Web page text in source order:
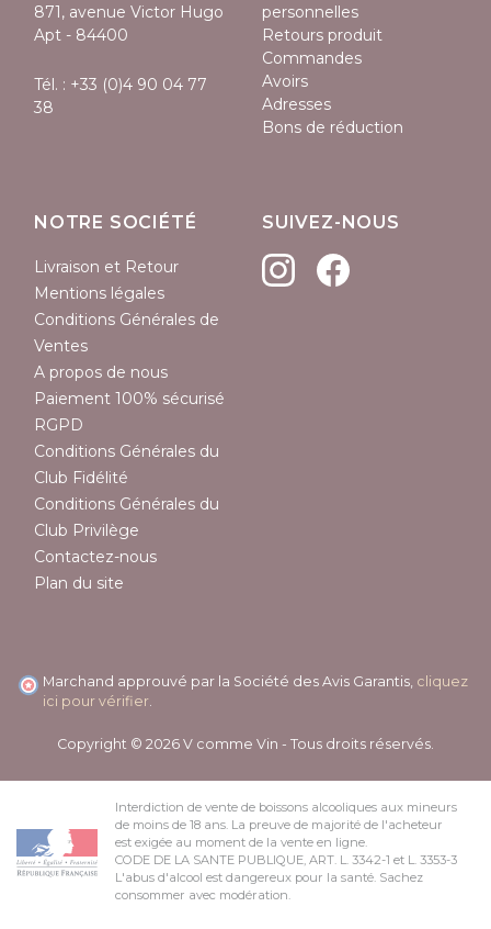
871, avenue Victor Hugo
Apt - 84400
Tél. : +33 (0)4 90 04 77
38
personnelles
Retours produit
Commandes
Avoirs
Adresses
Bons de réduction
NOTRE SOCIÉTÉ
Livraison et Retour
Mentions légales
Conditions Générales de
Ventes
A propos de nous
Paiement 100% sécurisé
RGPD
Conditions Générales du
Club Fidélité
Conditions Générales du
Club Privilège
Contactez-nous
Plan du site
SUIVEZ-NOUS
Marchand approuvé par la Société des Avis Garantis, cliquez
ici pour vérifier
Copyright © 2026 V comme Vin - Tous droits réservés.
Interdiction de vente de boissons alcooliques aux mineurs
de moins de 18 ans. La preuve de majorité de l'acheteur
est exigée au moment de la vente en ligne.
CODE DE LA SANTE PUBLIQUE, ART. L. 3342-1 et L. 3353-3
L'abus d'alcool est dangereux pour la santé. Sachez
consommer avec modération.